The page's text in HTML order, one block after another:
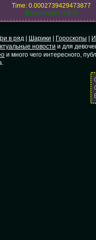
Time: 0.0002739429473877
Всего новостей: 0
в ряд Шарики Гороскопы
новости и для
и много чего интересного,